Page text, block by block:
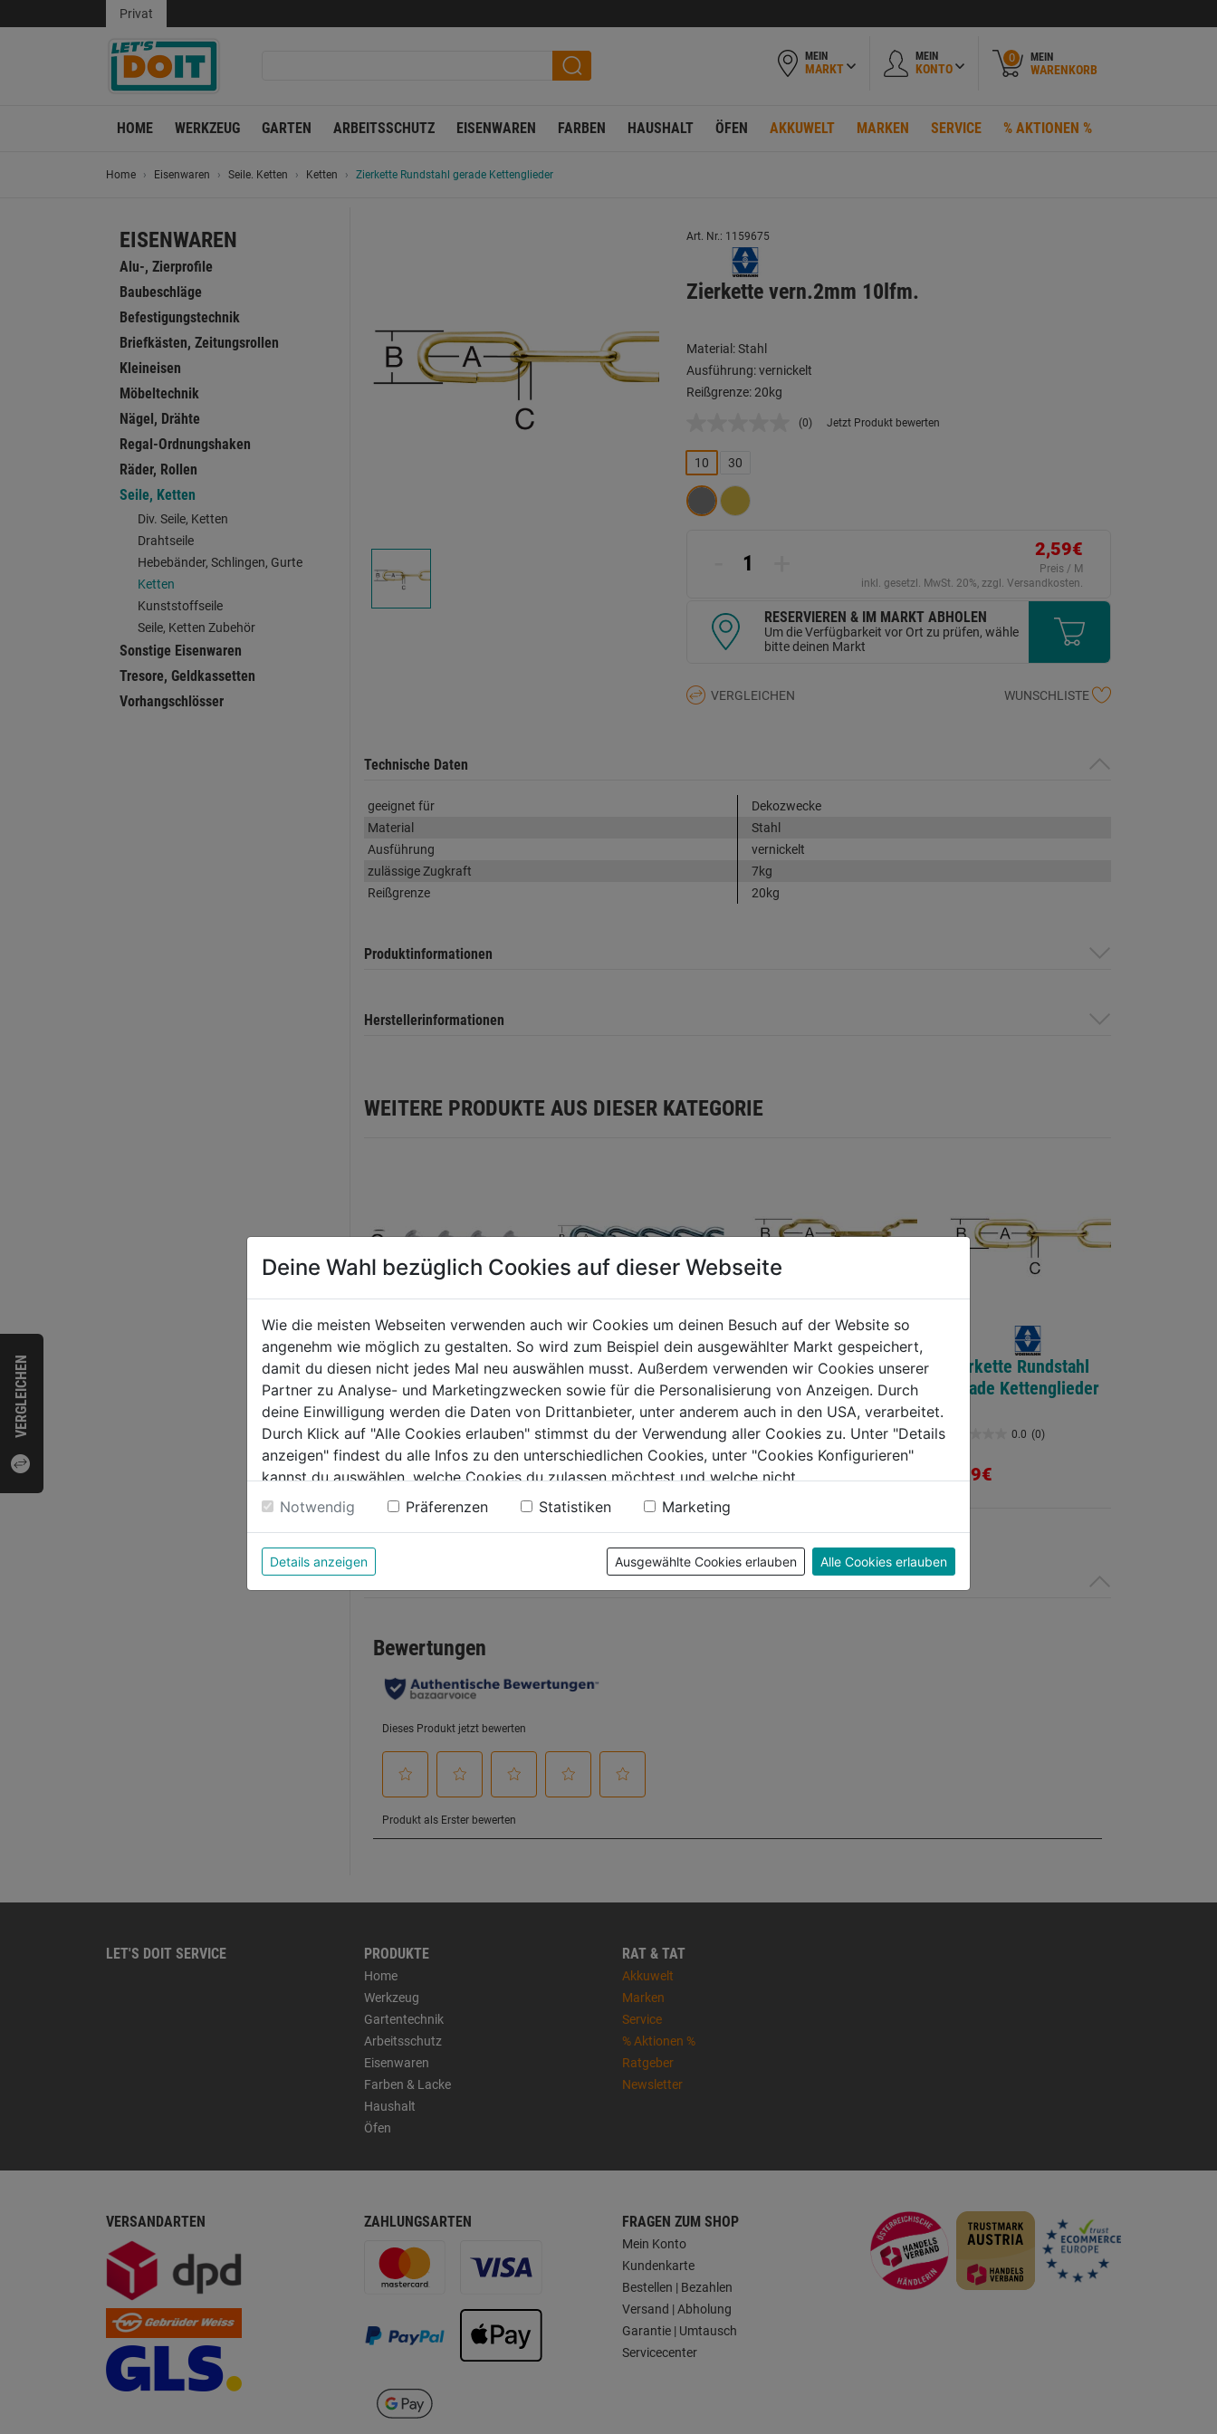
VERGLEICHEN
Privat
MEIN
MARKT
MEIN
KONTO
0 MEIN
WARENKORB
HOME WERKZEUG GARTEN ARBEITSSCHUTZ EISENWAREN FARBEN HAUSHALT ÖFEN AKKUWELT MARKEN SERVICE % AKTIONEN %
Home Eisenwaren Seile. Ketten Ketten Zierkette Rundstahl gerade Kettenglieder
EISENWAREN
Alu-, Zierprofile
Baubeschläge
Befestigungstechnik
Briefkästen, Zeitungsrollen
Kleineisen
Möbeltechnik
Nägel, Drähte
Regal-Ordnungshaken
Räder, Rollen
Seile, Ketten
Div. Seile, Ketten
Drahtseile
Hebebänder, Schlingen, Gurte
Ketten
Kunststoffseile
Seile, Ketten Zubehör
Sonstige Eisenwaren
Tresore, Geldkassetten
Vorhangschlösser
Art. Nr.: 1159675
Zierkette vern.2mm 10lfm.
Material: Stahl
Ausführung: vernickelt
Reißgrenze: 20kg
Kein
(0) Jetzt Produkt bewerten
10 30
2,59€
Preis / M
inkl. gesetzl. MwSt. 20%, zzgl. Versandkosten.
RESERVIEREN & IM MARKT ABHOLEN
Um die Verfügbarkeit vor Ort zu prüfen, wähle
bitte deinen Markt
VERGLEICHEN WUNSCHLISTE
Technische Daten
geeignet für
Dekozwecke
Material
Stahl
Ausführung
vernickelt
zulässige Zugkraft
7kg
Reißgrenze
20kg
Produktinformationen
Herstellerinformationen
WEITERE PRODUKTE AUS DIESER KATEGORIE
Kugelketten
0.0 (0)
von
Sternen.
2,69€
Rundstahlketten Form
A gedreht
0.0 (0)
von
Sternen.
2,69€
Zierketten, Stahl aus
Vierkant-Profildraht
Form K
0.0 (0)
0.0
von
2,89€
Zierkette Rundstahl
gerade Kettenglieder
0.0 (0)
2,99€
LET'S DOIT SERVICE PRODUKTE
Home
Werkzeug
Gartentechnik
Arbeitsschutz
Eisenwaren
Farben & Lacke
Haushalt
Öfen
RAT & TAT
Akkuwelt
Marken
Service
% Aktionen %
Ratgeber
Newsletter
VERSANDARTEN ZAHLUNGSARTEN FRAGEN ZUM SHOP
Mein Konto
Kundenkarte
Bestellen | Bezahlen
Versand | Abholung
Garantie | Umtausch
Servicecenter
Deine Wahl bezüglich Cookies auf dieser Webseite
Wie die meisten Webseiten verwenden auch wir Cookies um deinen Besuch auf der Website so
angenehm wie möglich zu gestalten. So wird zum Beispiel dein ausgewählter Markt gespeichert,
damit du diesen nicht jedes Mal neu auswählen musst. Außerdem verwenden wir Cookies unserer
Partner zu Analyse- und Marketingzwecken sowie für die Personalisierung von Anzeigen. Durch
deine Einwilligung werden die Daten von Drittanbieter, unter anderem auch in den USA, verarbeitet.
Durch Klick auf "Alle Cookies erlauben" stimmst du der Verwendung aller Cookies zu. Unter "Details
anzeigen" findest du alle Infos zu den unterschiedlichen Cookies, unter "Cookies Konfigurieren"
kannst du auswählen, welche Cookies du zulassen möchtest und welche nicht.
Weitere Informationen findest du in unserer Datenschutzerklärung
Notwendig Präferenzen Statistiken Marketing
Details anzeigen Ausgewählte Cookies erlauben Alle Cookies erlauben